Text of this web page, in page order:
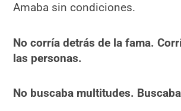
Amaba sin condiciones.
No corría detrás de la fama.
las personas.
No buscaba multitudes.